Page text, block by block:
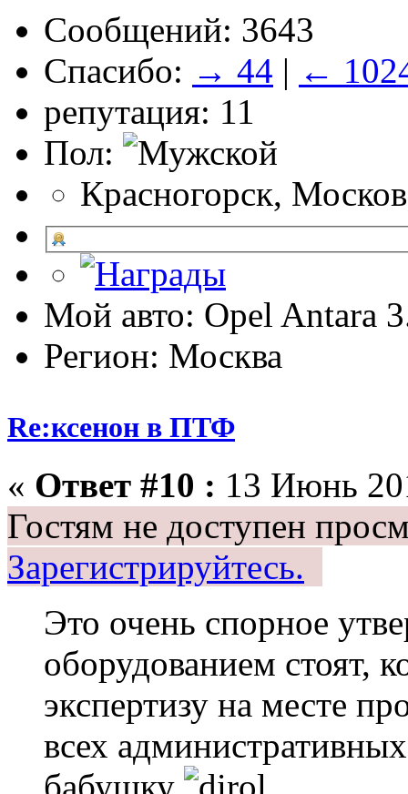
Сообщений: 3643
Спасибо: → 44 | ←
репутация: 11
Пол:
Красногорск,
Мой авто: Opel Antara
Регион: Москва
Re:ксенон в ПТФ
« Ответ #10 : 13 Июнь
Гостям не доступен
Зарегистрируйтесь.
Это очень спорное
оборудованием стоят,
экспертизу на месте
всех
бабушку